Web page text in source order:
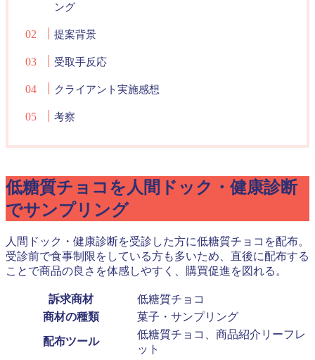
ング
提案背景
受取手反応
クライアント実施感想
考察
低糖質チョコを人間ドック・健康診断
でサンプリング
人間ドック・健康診断を受診した方に低糖質チョコを配布。
受診前で食事制限をしている方も多いため、直後に配布する
ことで商品の良さを体感しやすく、購買促進を図れる。
訴求商材
低糖質チョコ
商材の種類
菓子・サンプリング
配布ツール
低糖質チョコ、商品紹介リーフレ
ット